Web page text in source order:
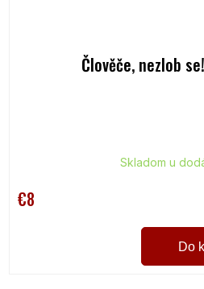
Člověče, nezlob
Skladom u
€8
Do